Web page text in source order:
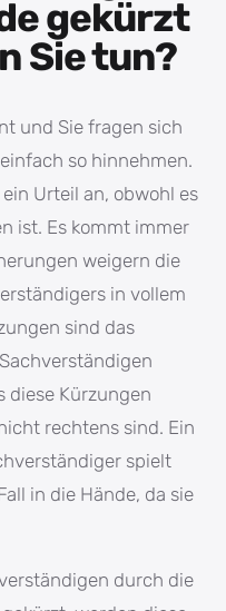
gekürzt
Sie tun?
und Sie fragen sich
so hinnehmen.
Urteil an, obwohl es
ist. Es kommt immer
weigern die
in vollem
sind das
diese Kürzungen
rechtens sind. Ein
spielt
in die Hände, da sie
durch die